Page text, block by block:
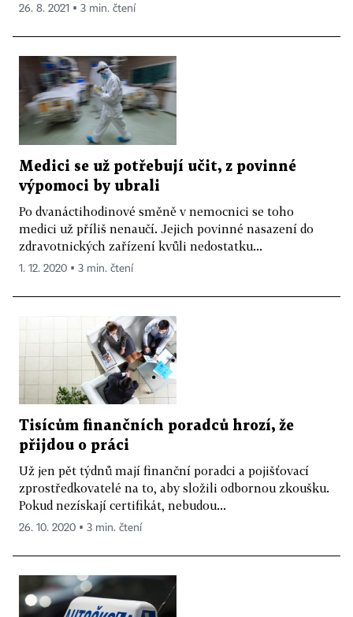
26. 8. 2021 ▪ 3 min. čtení
Medici se už potřebují učit, z povinné
výpomoci by ubrali
Po dvanáctihodinové směně v nemocnici se toho
medici už příliš nenaučí. Jejich povinné nasazení do
zdravotnických zařízení kvůli nedostatku...
1. 12. 2020 ▪ 3 min. čtení
Tisícům finančních poradců hrozí, že
přijdou o práci
Už jen pět týdnů mají finanční poradci a pojišťovací
zprostředkovatelé na to, aby složili odbornou zkoušku.
Pokud nezískají certifikát, nebudou...
26. 10. 2020 ▪ 3 min. čtení